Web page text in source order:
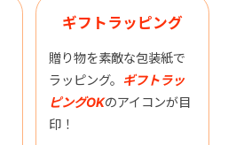
ギフトラッピング
贈り物を素敵な包装紙で
ラッピング。 ギフトラッ
ピングOKのアイコンが目
印！